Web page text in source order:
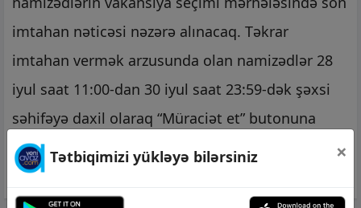
imtahan nəticəsi nəzərə alınacaq. Təkrar
imtahan vermək arzusunda olan namizədlər 28
iyul saat 11:00-dan 30 iyul saat 23:59-dək şəxsi
səhifəyə daxil olaraq “Müraciət et” butonuna
klikləməklə qeydiyyatdan keçərək təkrar
imtahanda iştirak edə bilər". (report)
Tətbiqimizi yükləyə bilərsiniz ×